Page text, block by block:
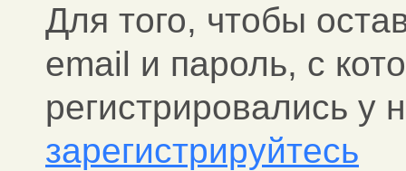
Для того, чтобы
email и пароль, c
регистрировались у
зарегистрируйтесь